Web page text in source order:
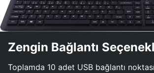
Zengin Bağlantı
Toplamda 10 adet USB bağlantı